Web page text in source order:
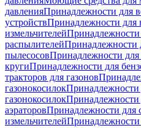
давленияПринадлежности для
устройствПринадлежности
измельчителейПринадлежности
распылителейПринадлежности
пылесосовПринадлежности для
кругиПринадлежности для
тракторов для газонов
газонокосилокПринадлежности
газонокосилокПринадлежности
аэраторовПринадлежности для
измельчителейПринадлежности